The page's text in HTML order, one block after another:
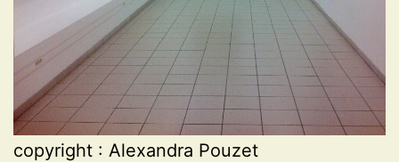
copyright : Alexandra Pouzet